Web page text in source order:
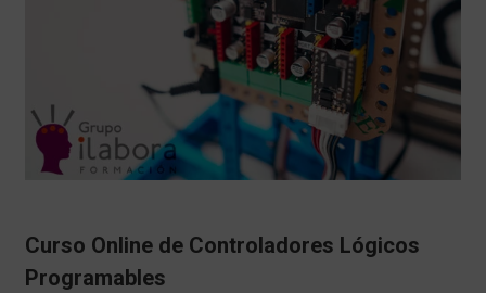
Curso Online de Controladores Lógicos
Programables